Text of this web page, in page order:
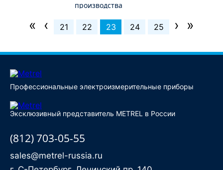
производства
11 января 2012
« ‹ 21 22 23 24 25 › »
Профессиональные электроизмерительные приборы
Эксклюзивный представитель METREL в России
(812) 703-05-55
sales@metrel-russia.ru